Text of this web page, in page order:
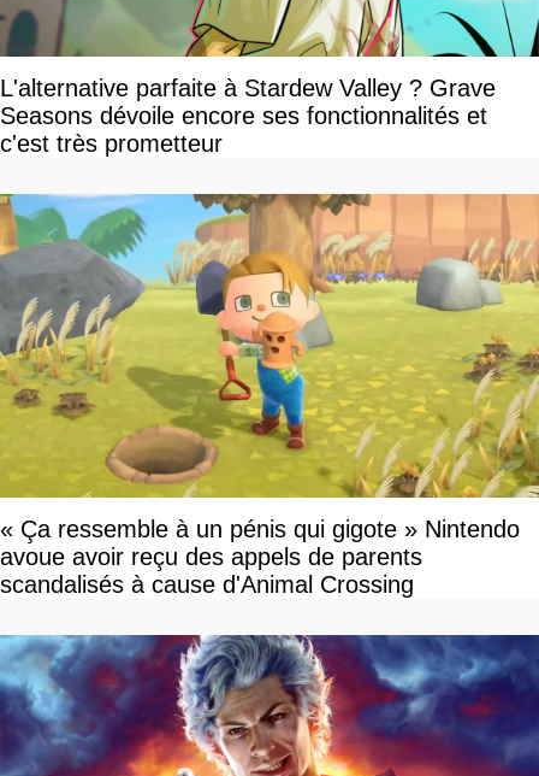
L'alternative parfaite à Stardew Valley ? Grave
Seasons dévoile encore ses fonctionnalités et
c'est très prometteur
« Ça ressemble à un pénis qui gigote » Nintendo
avoue avoir reçu des appels de parents
scandalisés à cause d'Animal Crossing